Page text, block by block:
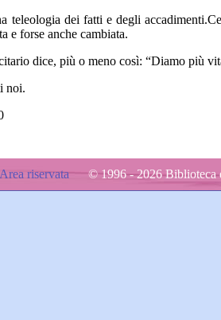
teleologia dei fatti e degli
e forse anche cambiata.
dice, più o meno così: “Diamo più
noi.
Area riservata© 1996 - 2026 Biblioteca